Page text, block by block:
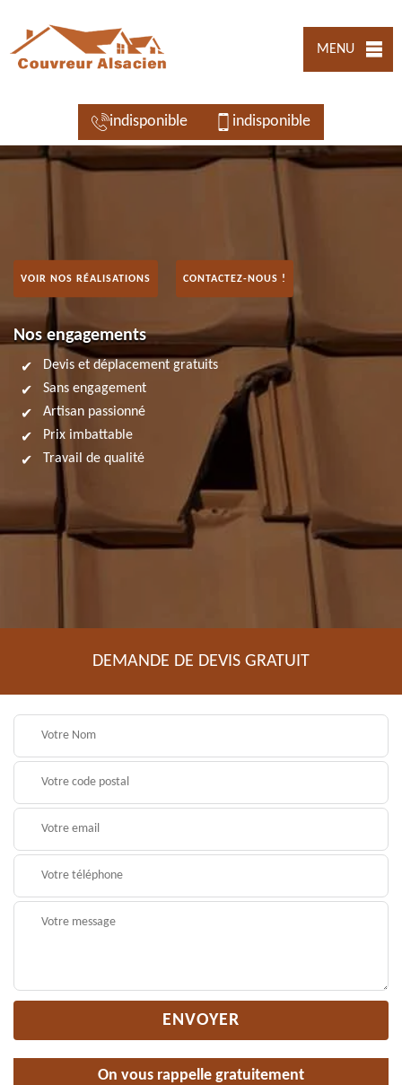
MENU
indisponible indisponible
VOIR NOS RÉALISATIONS CONTACTEZ-NOUS !
Nos engagements
Devis et déplacement gratuits
Sans engagement
Artisan passionné
Prix imbattable
Travail de qualité
DEMANDE DE DEVIS GRATUIT
On vous rappelle gratuitement